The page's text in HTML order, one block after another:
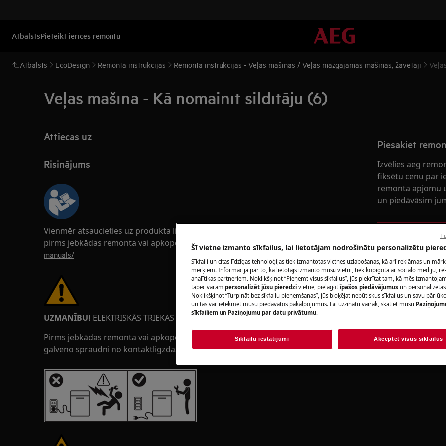
AtbalstsPieteikt ierīces remontu
Atbalsts EcoDesign Remonta instrukcijas Remonta instrukcijas - Veļas mašīnas / Veļas mazgājamās mašīnas, žāvētāji
Veļas mašīna - Kā nomainīt sildītāju (6)
Attiecas uz
Risinājums
Vienmēr atsaucieties uz produkta lietošanas rokasgrāmatas drošības informāciju
pirms jebkādas remonta vai apkopes darbības.
https://www.electrolux.com/support/user-
manuals/
UZMANĪBU! ELEKTRISKĀS TRIEKAS BĪSTAMĪBA
Pirms jebkādas remonta vai apkopes darbības atslēdziet ierīci un atvienojiet
galveno spraudni no kontaktligzdas.
Piesakiet
Izvēlies aeg
fiksētu cenu par
remonta apjomu
un piedāvāsim
Rezervēt
Atrodi savu
Atrisini
dokumentāciju
Atrast
Šī vietne izmanto sīkfailus, lai lietotājam nodrošinātu personalizētu
Sīkfaili un citas līdzīgas tehnoloģijas tiek izmantotas vietnes uzlabošanas, kā arī reklāmas un
mērķiem. Informācija par to, kā lietotājs izmanto mūsu vietni, tiek kopīgota ar sociālo mediju,
analītikas partneriem. Noklikšķinot “Pieņemt visus sīkfailus”, jūs piekrītat tam, kā mēs
tāpēc varam personalizēt jūsu pieredzi vietnē, pielāgotīpašos piedāvājumus un
Noklikšķinot “Turpināt bez sīkfailu pieņemšanas”, jūs bloķējat nebūtiskus sīkfailus un savu
un tas var ietekmēt mūsu piedāvātos pakalpojumus. Lai uzzinātu vairāk, skatiet mūsu
sīkfailiem un Paziņojumu par datu privātumu.
Sīkfailu iestatījumi Akceptēt visus sīkfailus